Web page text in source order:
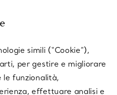
simili (“Cookie”),
per gestire e migliorare
le funzionalità,
effettuare analisi e